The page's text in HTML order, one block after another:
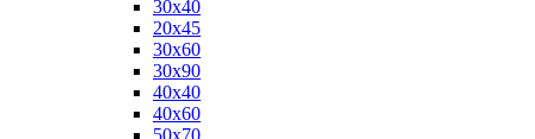
30х40
20х45
30х60
30х90
40х40
40х60
50х70